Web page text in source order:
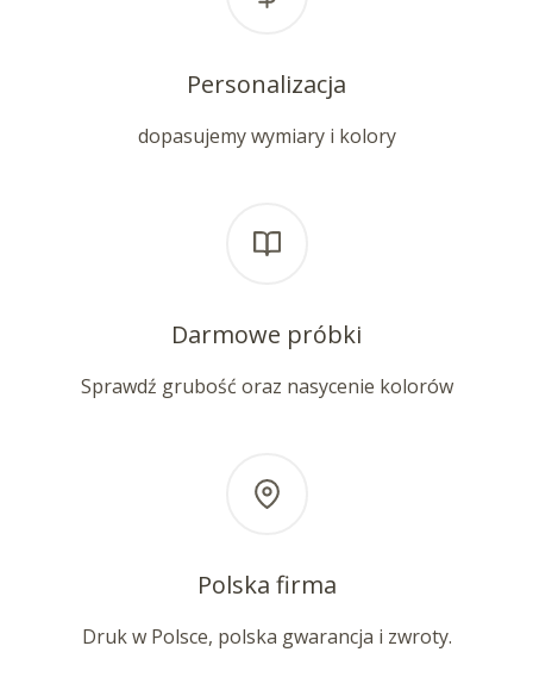
Personalizacja
dopasujemy wymiary i kolory
Darmowe próbki
Sprawdź grubość oraz nasycenie kolorów
Polska firma
Druk w Polsce, polska gwarancja i zwroty.